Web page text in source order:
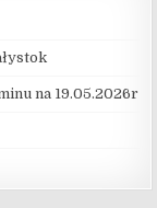
na 19.05.2026r